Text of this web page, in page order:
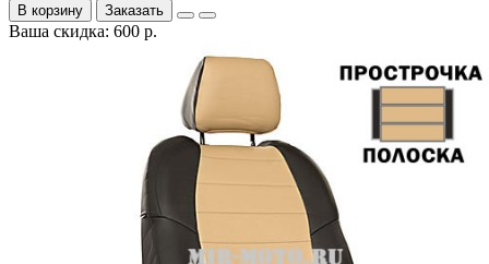
В корзину Заказать
Ваша скидка: 600 р.